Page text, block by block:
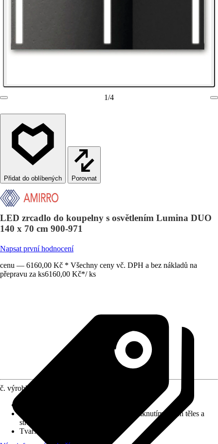
1/4
Porovnat
LED zrcadlo do koupelny s osvětlením Lumina DUO
140 x 70 cm 900-971
Napsat první hodnocení
cenu — 6160,00 Kč * Všechny ceny vč. DPH a bez nákladů na
přepravu za ks6160,00 Kč*/ ks
č. výrobku
IP 44 (chráněno před vniknutím cizích těles a
stříkající vody)
Tvar: